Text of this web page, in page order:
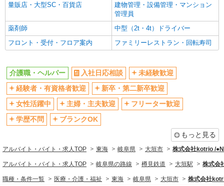
量販店・大型SC・百貨店
建物管理・設備管理・マンション
管理員
薬剤師
中型（2t・4t）ドライバー
フロント・受付・フロア案内
ファミリーレストラン・回転寿司
介護職・ヘルパー 入社日応相談
未経験歓迎
経験者・有資格者歓迎
新卒・第二新卒歓迎
女性活躍中
主婦・主夫歓迎
フリーター歓迎
学歴不問
ブランクOK
もっと見る
アルバイト・バイト・求人TOP 東海 岐阜県 大垣市 株式会社kotrio /
アルバイト・バイト・求人TOP 岐阜県の路線 樽見鉄道 大垣駅 株式会
職種・条件一覧 医療・介護・福祉 東海 岐阜県 大垣市 株式会社